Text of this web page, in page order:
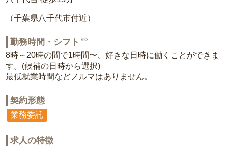
（千葉県八千代市付近）
勤務時間・シフト ※3
8時～20時の間で1時間〜、好きな日時に働くことができま
す。(候補の日時から選択)
最低就業時間などノルマはありません。
契約形態
業務委託
求人の特徴